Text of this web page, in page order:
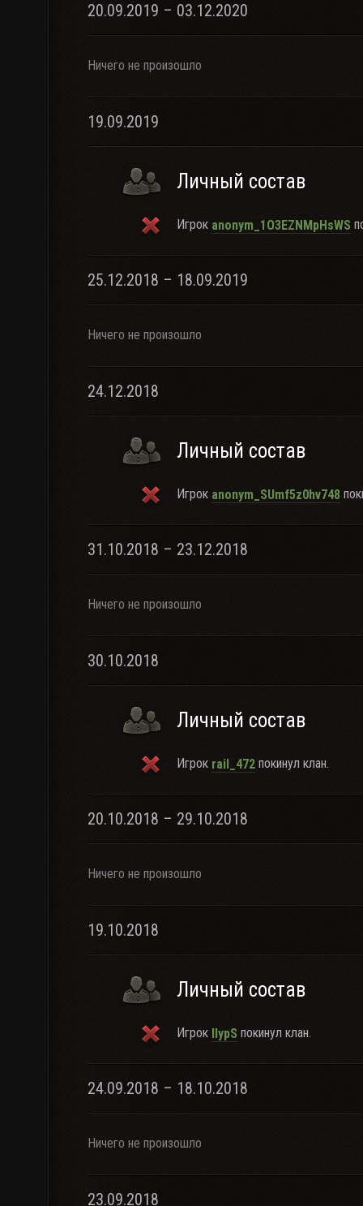
20.09.2019 – 03.12.2020
Ничего не произошло
19.09.2019
Личный состав
Игрок anonym_1O3EZNMpHsWS
25.12.2018 – 18.09.2019
Ничего не произошло
24.12.2018
Личный состав
Игрок anonym_SUmf5z0hv748
31.10.2018 – 23.12.2018
Ничего не произошло
30.10.2018
Личный состав
Игрок rail_472 покинул клан.
20.10.2018 – 29.10.2018
Ничего не произошло
19.10.2018
Личный состав
Игрок llypS покинул клан.
24.09.2018 – 18.10.2018
Ничего не произошло
23.09.2018